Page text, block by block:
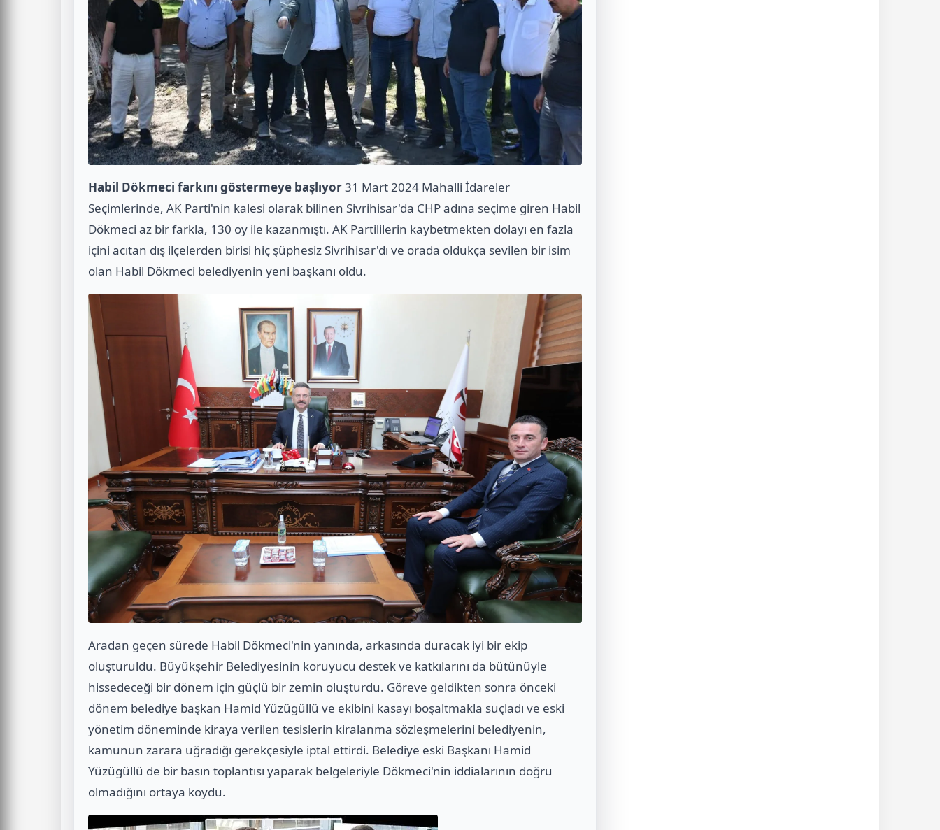
Habil Dökmeci farkını göstermeye başlıyor31 Mart 2024 Mahalli İdareler
Seçimlerinde, AK Parti'nin kalesi olarak bilinen Sivrihisar'da CHP adına seçime giren Habil
Dökmeci az bir farkla, 130 oy ile kazanmıştı. AK Partililerin kaybetmekten dolayı en fazla
içini acıtan dış ilçelerden birisi hiç şüphesiz Sivrihisar'dı ve orada oldukça sevilen bir isim
olan Habil Dökmeci belediyenin yeni başkanı oldu.
Aradan geçen sürede Habil Dökmeci'nin yanında, arkasında duracak iyi bir ekip
oluşturuldu. Büyükşehir Belediyesinin koruyucu destek ve katkılarını da bütünüyle
hissedeceği bir dönem için güçlü bir zemin oluşturdu. Göreve geldikten sonra önceki
dönem belediye başkan Hamid Yüzügüllü ve ekibini kasayı boşaltmakla suçladı ve eski
yönetim döneminde kiraya verilen tesislerin kiralanma sözleşmelerini belediyenin,
kamunun zarara uğradığı gerekçesiyle iptal ettirdi. Belediye eski Başkanı Hamid
Yüzügüllü de bir basın toplantısı yaparak belgeleriyle Dökmeci'nin iddialarının doğru
olmadığını ortaya koydu.